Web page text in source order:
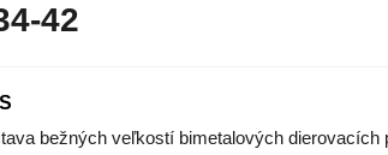
42
bežných veľkostí bimetalových